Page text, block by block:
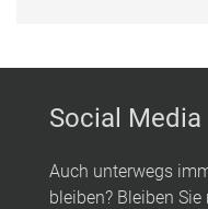
Social Media
Auch unterwegs
bleiben? Bleiben